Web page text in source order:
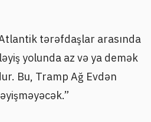
tərəfdaşlar arasında
yolunda az və ya demək
Bu, Tramp Ağ Evdən